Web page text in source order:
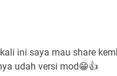
ini saya mau share
udah versi mod😁👍